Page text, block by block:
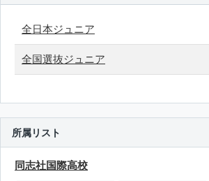
全日本ジュニア
全国選抜ジュニア
所属リスト
同志社国際高校